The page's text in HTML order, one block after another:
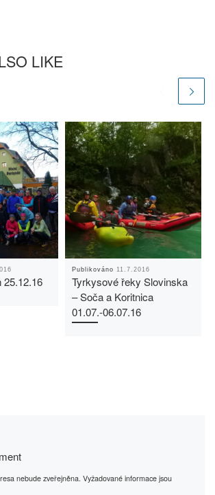
LIKE
25.12.16
Publikováno 11.7.2016
Tyrkysové řeky Slovinska
– Soča a Koritnica
01.07.-06.07.16
nebude zveřejněna. Vyžadované informace jsou